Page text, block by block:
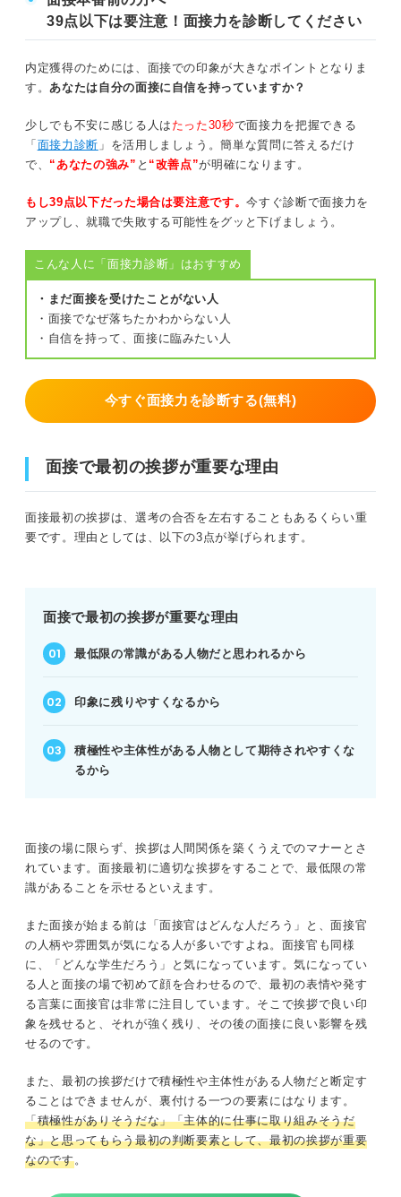
39点以下は要注意！面接力を診断してください
内定獲得のためには、面接での印象が大きなポイントとなりま
す。あなたは自分の面接に自信を持っていますか？
少しでも不安に感じる人は たった30秒で面接力を把握できる
「 面接力診断 」を活用しましょう。簡単な質問に答えるだけ
で、 “あなたの強み” と “改善点”が明確になります。
もし39点以下だった場合は要注意です。今すぐ診断で面接力を
アップし、就職で失敗する可能性をグッと下げましょう。
こんな人に「面接力診断」はおすすめ
・まだ面接を受けたことがない人
・面接でなぜ落ちたかわからない人
・自信を持って、面接に臨みたい人
今すぐ面接力を診断する(無料)
面接で最初の挨拶が重要な理由
面接最初の挨拶は、選考の合否を左右することもあるくらい重
要です。理由としては、以下の3点が挙げられます。
面接で最初の挨拶が重要な理由
最低限の常識がある人物だと思われるから
印象に残りやすくなるから
積極性や主体性がある人物として期待されやすくな
るから
面接の場に限らず、挨拶は人間関係を築くうえでのマナーとさ
れています。面接最初に適切な挨拶をすることで、最低限の常
識があることを示せるといえます。
また面接が始まる前は「面接官はどんな人だろう」と、面接官
の人柄や雰囲気が気になる人が多いですよね。面接官も同様
に、「どんな学生だろう」と気になっています。気になってい
る人と面接の場で初めて顔を合わせるので、最初の表情や発す
る言葉に面接官は非常に注目しています。そこで挨拶で良い印
象を残せると、それが強く残り、その後の面接に良い影響を残
せるのです。
また、最初の挨拶だけで積極性や主体性がある人物だと断定す
ることはできませんが、裏付ける一つの要素にはなります。
「積極性がありそうだな」「主体的に仕事に取り組みそうだ
な」と思ってもらう最初の判断要素として、最初の挨拶が重要
なのです。